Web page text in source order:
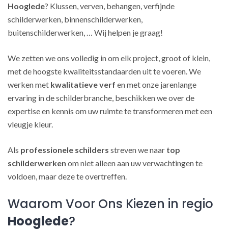
Hooglede? Klussen, verven, behangen, verfijnde
schilderwerken, binnenschilderwerken,
buitenschilderwerken, … Wij helpen je graag!
We zetten we ons volledig in om elk project, groot of klein,
met de hoogste kwaliteitsstandaarden uit te voeren. We
werken met kwalitatieve verf en met onze jarenlange
ervaring in de schilderbranche, beschikken we over de
expertise en kennis om uw ruimte te transformeren met een
vleugje kleur.
Als professionele schilders streven we naar top
schilderwerken om niet alleen aan uw verwachtingen te
voldoen, maar deze te overtreffen.
Waarom Voor Ons Kiezen in regio
Hooglede?